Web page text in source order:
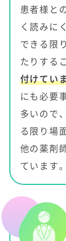
患者様と
く読みに
できる限
たりする
付けてい
にも必要
多いので
る限り場
他の薬剤
ています。